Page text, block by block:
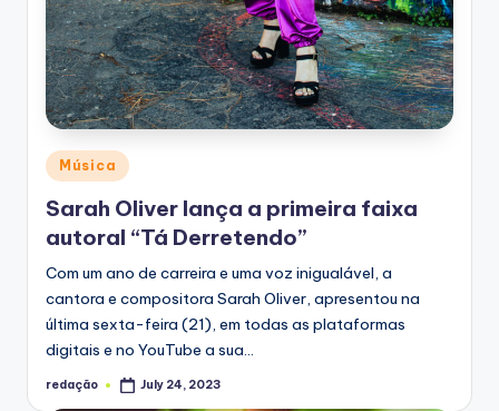
Posted
in
Música
Sarah Oliver lança a primeira faixa
autoral “Tá Derretendo”
Com um ano de carreira e uma voz inigualável, a
cantora e compositora Sarah Oliver, apresentou na
última sexta-feira (21), em todas as plataformas
digitais e no YouTube a sua…
Posted
redação July 24, 2023